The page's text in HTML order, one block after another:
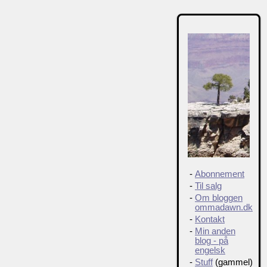
- Abonnement
- Til salg
- Om bloggen
ommadawn.dk
- Kontakt
- Min anden
blog - på
engelsk
- Stuff(gammel)